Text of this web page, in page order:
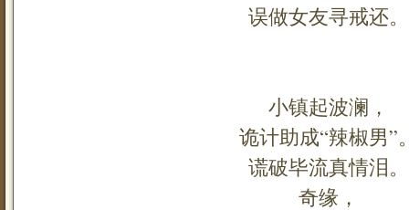
误做女友寻戒还。
小镇起波澜，
诡计助成“辣椒男”
谎破毕流真情泪。
奇缘，